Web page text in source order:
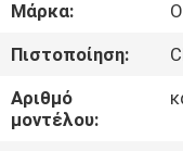
ΕΜΕΊΣ
ΓΎΡΟΣ
ΕΡΓΟΣΤΑΣΊΩΝ
Μάρκα:
Πιστοποίηση:
Αριθμό
μοντέλου: